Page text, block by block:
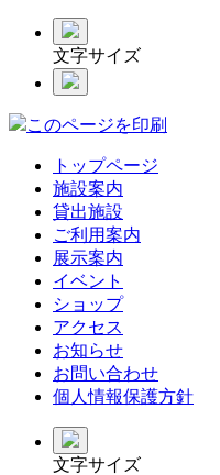
文字サイズ
このページを印刷
トップページ
施設案内
貸出施設
ご利用案内
展示案内
イベント
ショップ
アクセス
お知らせ
お問い合わせ
個人情報保護方針
文字サイズ